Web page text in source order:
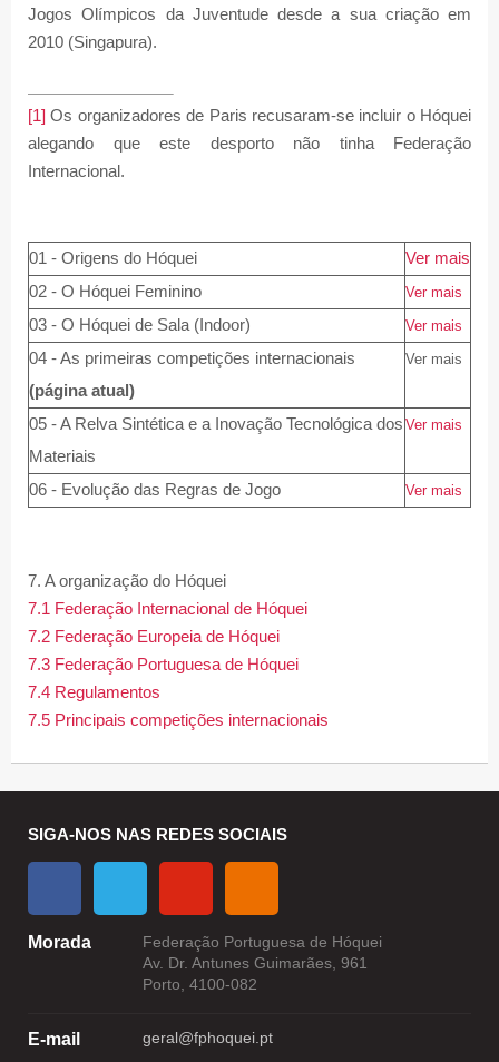
Jogos Olímpicos da Juventude desde a sua criação em
2010 (Singapura).
[1] Os organizadores de Paris recusaram-se incluir o Hóquei
alegando que este desporto não tinha Federação
Internacional.
01 - Origens do Hóquei
Ver mais
02 - O Hóquei Feminino
Ver mais
03 - O Hóquei de Sala ( Indoor) Ver mais
04 - As primeiras competições internacionais
(página atual)
Ver mais
05 - A Relva Sintética e a Inovação Tecnológica dos
Materiais
Ver mais
06 - Evolução das Regras de Jogo Ver mais
7. A organização do Hóquei
7.1 Federação Internacional de Hóquei
7.2 Federação Europeia de Hóquei
7.3 Federação Portuguesa de Hóquei
7.4 Regulamentos
7.5 Principais competições internacionais
SIGA-NOS NAS REDES SOCIAIS
Morada
Federação Portuguesa de Hóquei
Av. Dr. Antunes Guimarães, 961
Porto, 4100-082
E-mail geral@fphoquei.pt